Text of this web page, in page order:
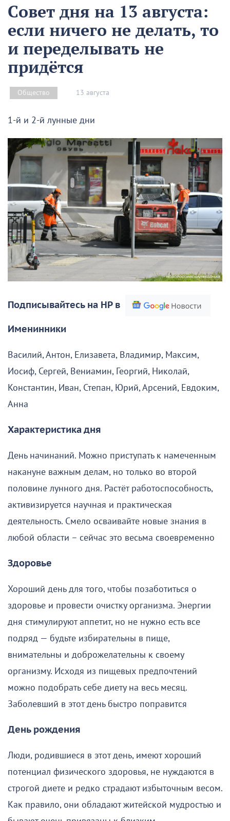
Совет дня на 13 августа:
если ничего не делать, то
и переделывать не
придётся
Общество 13 августа
1-й и 2-й лунные дни
Подписывайтесь на НР в
Именинники
Василий, Антон, Елизавета, Владимир, Максим,
Иосиф, Сергей, Вениамин, Георгий, Николай,
Константин, Иван, Степан, Юрий, Арсений, Евдоким,
Анна
Характеристика дня
День начинаний. Можно приступать к намеченным
накануне важным делам, но только во второй
половине лунного дня. Растёт работоспособность,
активизируется научная и практическая
деятельность. Смело осваивайте новые знания в
любой области – сейчас это весьма своевременно
Здоровье
Хороший день для того, чтобы позаботиться о
здоровье и провести очистку организма. Энергии
дня стимулируют аппетит, но не нужно есть все
подряд — будьте избирательны в пище,
внимательны и доброжелательны к своему
организму. Исходя из пищевых предпочтений
можно подобрать себе диету на весь месяц.
Заболевший в этот день быстро поправится
День рождения
Люди, родившиеся в этот день, имеют хороший
потенциал физического здоровья, не нуждаются в
строгой диете и редко страдают избыточным весом.
Как правило, они обладают житейской мудростью и